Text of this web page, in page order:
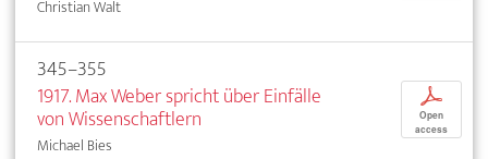
Christian Walt
345–355
1917. Max Weber spricht über Einfälle
von Wissenschaftlern
Michael Bies
p
Open
access